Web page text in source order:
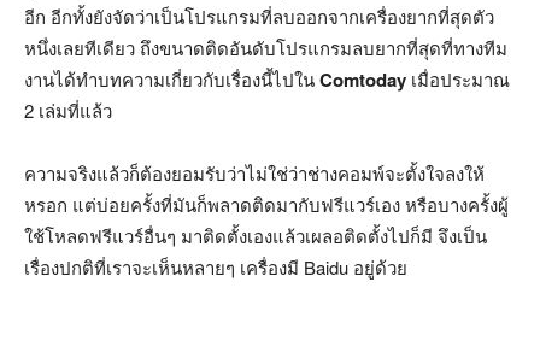
อีก อีกทั้งยังจัดว่าเป็นโปรแกรมที่ลบออกจากเครื่องยากที่สุดตัว
หนึ่งเลยทีเดียว ถึงขนาดติดอันดับโปรแกรมลบยากที่สุดที่ทางทีม
งานได้ทำบทความเกี่ยวกับเรื่องนี้ไปในComtoday เมื่อประมาณ
2 เล่มที่แล้ว
ความจริงแล้วก็ต้องยอมรับว่าไม่ใช่ว่าช่างคอมพ์จะตั้งใจลงให้
หรอก แต่บ่อยครั้งที่มันก็พลาดติดมากับฟรีแวร์เอง หรือบางครั้งผู้
ใช้โหลดฟรีแวร์อื่นๆ มาติดตั้งเองแล้วเผลอติดตั้งไปก็มี จึงเป็น
เรื่องปกติที่เราจะเห็นหลายๆ เครื่องมี Baidu อยู่ด้วย